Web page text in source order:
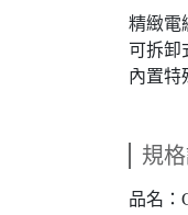
精緻電
可拆卸
內置特
規
品名：